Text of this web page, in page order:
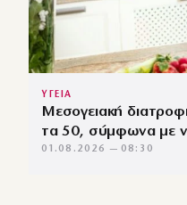
ΥΓΕΙΑ
Μεσογειακή
τα 50, σύμφωνα με
01.08.2026 — 08:30